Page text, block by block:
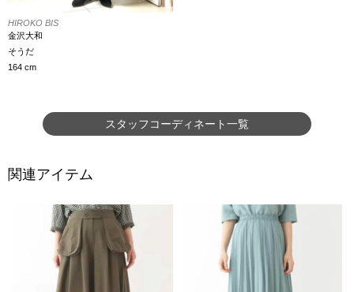
HIROKO BIS
金沢大和
そうだ
164 cm
スタッフコーディネート一覧
関連アイテム